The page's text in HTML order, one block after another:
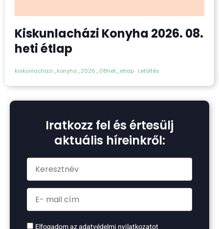
Kiskunlacházi Konyha 2026. 08.
heti étlap
kiskunlachazi_konyha_2026_08het_etlap Letöltés
Iratkozz fel és értesülj
aktuális híreinkről:
Elfogadom az adatvédelmi nyilatkozatot